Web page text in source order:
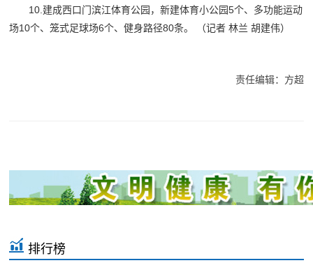
10.建成西口门滨江体育公园，新建体育小公园5个、多功能运动
场10个、笼式足球场6个、健身路径80条。
（记者 林兰 胡建伟）
责任编辑：方超
排行榜